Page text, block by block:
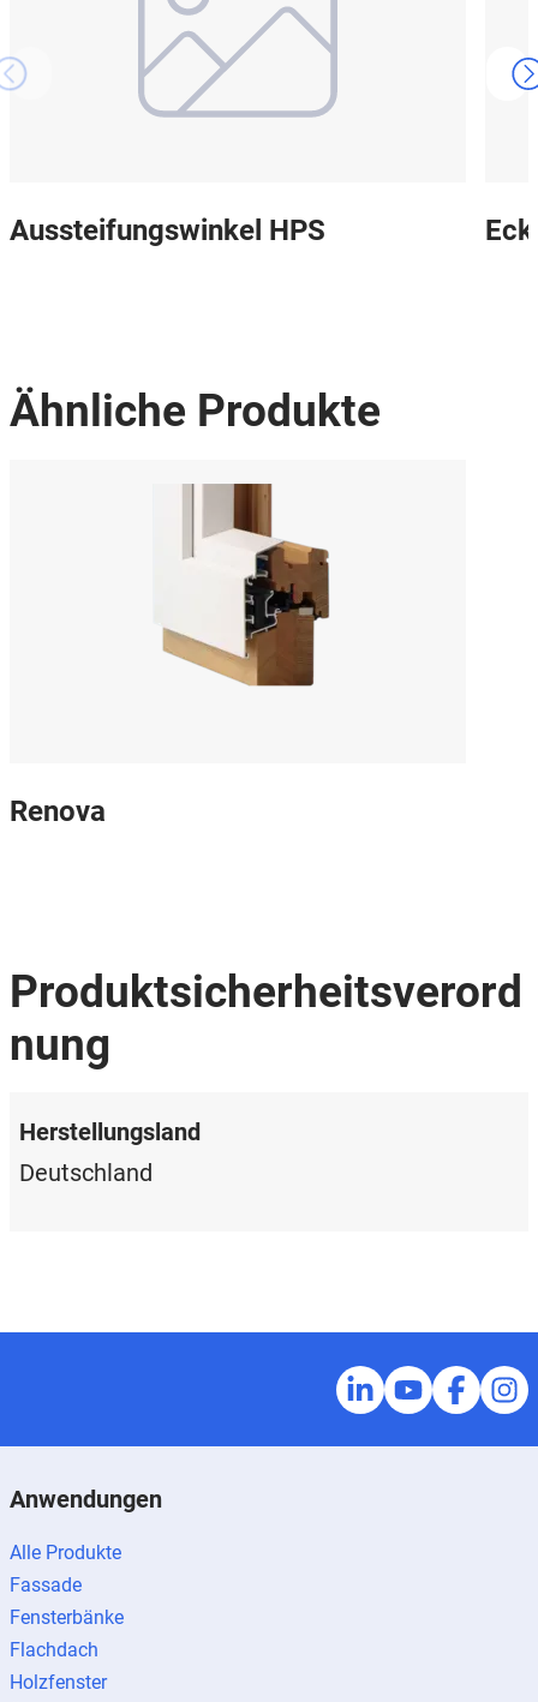
Aussteifungswinkel HPS
Ähnliche Produkte
Renova
Produktsicherheitsverord
nung
Herstellungsland
Deutschland
Anwendungen
Alle Produkte
Fassade
Fensterbänke
Flachdach
Holzfenster